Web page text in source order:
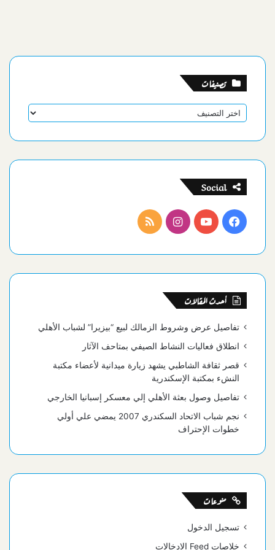
تصنيفات
تصنيفات
Social
فيسبوكيوتيوبانستقرامملخص
أحدث المقالات
تفاصيل عرض وشروط الزمالك لبيع “بيزيرا” لشباب الأهلي
انطلاق فعاليات النشاط الصيفي بمتاحف الآثار
قصر ثقافة الشاطبي يشهد زيارة ميدانية لأعضاء مكتبة
النشء بمكتبة الإسكندرية
تفاصيل وصول بعثة الأهلي إلي معسكر إسبانيا الخارجي
نجم شباب الاتحاد السكندري 2007 يمضي علي أولي
خطوات الإحتراف
منوعات
تسجيل الدخول
خلاصات Feed الإدخالات